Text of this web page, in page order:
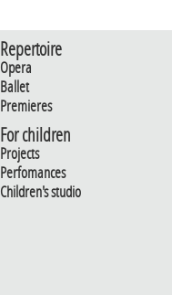
Repertoire
Opera
Ballet
Premieres
For children
Projects
Perfomances
Children's studio